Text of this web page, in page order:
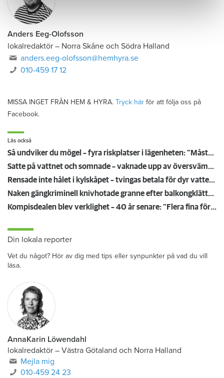
Anders Eeg-Olofsson
lokalredaktör – Norra Skåne och Södra Halland
anders.eeg-olofsson@hemhyra.se
010-459 17 12
MISSA INGET FRÅN HEM & HYRA. Tryck här för att följa oss på
Facebook.
Läs också
Så undviker du mögel – fyra riskplatser i lägenheten: ”Måste städa bort”
Satte på vattnet och somnade – vaknade upp av översvämning hos grannen
Rensade inte hålet i kylskåpet – tvingas betala för dyr vattenskada
Naken gängkriminell knivhotade granne efter balkongklättring
Kompisdealen blev verklighet – 40 år senare: "Flera fina fördelar med att dela bostad"
Din lokala reporter
Vet du något? Hör av dig med tips eller synpunkter på vad du vill
läsa.
AnnaKarin Löwendahl
lokalredaktör – Västra Götaland och Norra Halland
Mejla mig
010-459 24 23